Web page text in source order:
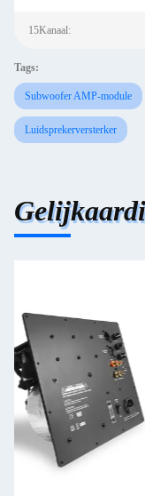
15Kanaal:
Tags:
Subwoofer AMP-module
Luidsprekerversterker